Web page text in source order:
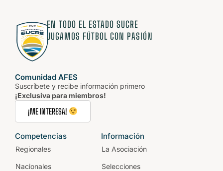
EN TODO EL ESTADO SUCRE
JUGAMOS FÚTBOL CON PASIÓN
Comunidad AFES
Suscríbete y recibe información primero
¡Exclusiva para miembros!
¡ME INTERESA!
Competencias
Regionales
Nacionales
Información
La Asociación
Selecciones